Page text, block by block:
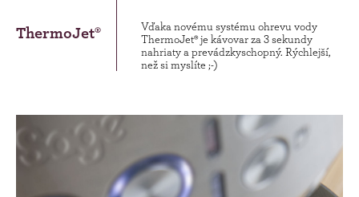
ThermoJet®
Vďaka novému systému ohrevu vody
ThermoJet® je kávovar za 3 sekundy
nahriaty a prevádzkyschopný. Rýchlejší,
než si myslíte ;-)